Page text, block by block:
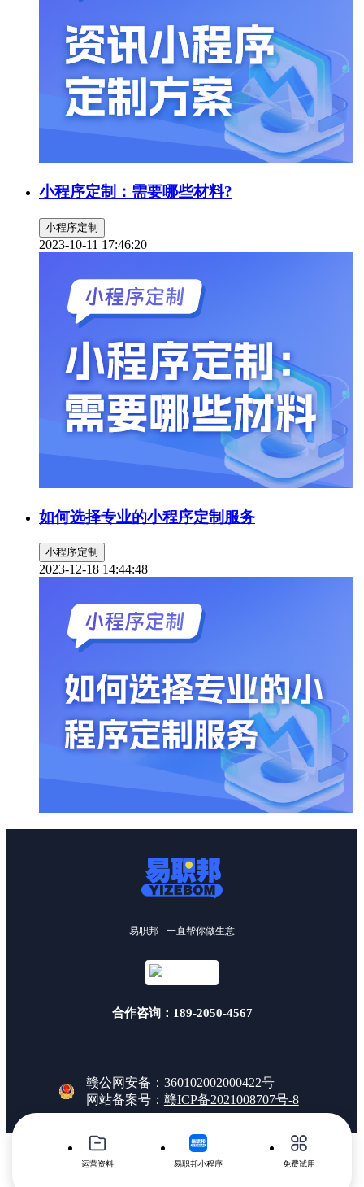
小程序定制：需要哪些材料?
小程序定制
2023-10-11 17:46:20
如何选择专业的小程序定制服务
小程序定制
2023-12-18 14:44:48
运营资料 易职邦小程序 免费试用
易职邦 - 一直帮你做生意
合作咨询：189-2050-4567
赣公网安备：360102002000422号
网站备案号： 赣ICP备2021008707号-8